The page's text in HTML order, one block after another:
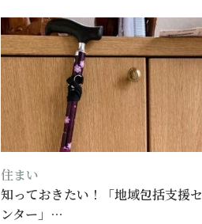
住まい
知っておきたい！「地域包括支援セ
ンター」…